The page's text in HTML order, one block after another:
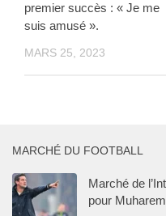
premier succès : « Je me
suis amusé ».
MARS 25, 2023
MARCHÉ DU FOOTBALL
Marché de
pour